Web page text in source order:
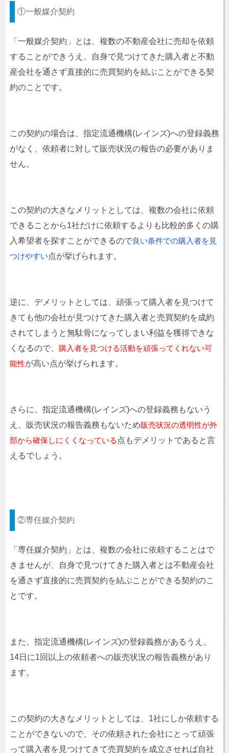
①一般媒介契約
「一般媒介契約」とは、複数の不動産会社に売却を依頼
することができうえ、自身で見つけてきた購入者と不動
産会社を通さず直接的に売買契約を結ぶことができる契
約のことです。
この契約の場合は、指定流通機構(レインズ)への登録義務
がなく、依頼者に対して販売状況の報告の必要がありま
せん。
この契約の大きなメリットとしては、複数の会社に依頼
できることから1社だけに依頼するよりも比較的多くの購
入希望者を探すことができるので良い条件での購入者を見
つけやすい点が挙げられます。
逆に、デメリットとしては、頑張って購入者を見つけて
きても他の会社が見つけてきた購入者と売買契約を成約
されてしまうと無駄骨になってしまい利益を獲得できな
くなるので、
購入者を見つける活動を頑張ってくれない可
能性が高い点が挙げられます。
さらに、指定流通機構(レインズ)への登録義務もないう
え、販売状況の報告義務もないため販売状況の透明性が外
部から確保しにくくなっている 点もデメリットであると言
えるでしょう。
②専任媒介契約
「専任媒介契約」とは、複数の会社に依頼することはで
きませんが、自身で見つけてきた購入者とは不動産会社
を通さず直接的に売買契約を結ぶことができる契約のこ
とです。
また、指定流通機構(レインズ)の登録義務があるうえ、
14日に1回以上の依頼者への販売状況の報告義務があり
ます。
この契約の大きなメリットとしては、1社にしか依頼する
ことができないので、その依頼された会社にとって頑張
って購入者を見つけてきて売買契約を成立させれば自社